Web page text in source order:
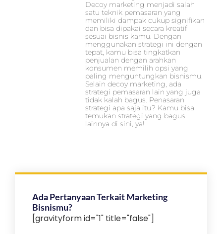
Decoy marketing menjadi salah
satu teknik pemasaran yang
memiliki dampak cukup signifikan
dan bisa dipakai secara kreatif
sesuai bisnis kamu. Dengan
menggunakan strategi ini dengan
tepat, kamu bisa tingkatkan
penjualan dengan arahkan
konsumen memilih opsi yang
paling menguntungkan bisnismu.
Selain decoy marketing, ada
strategi pemasaran lain yang juga
tidak kalah bagus. Penasaran
strategi apa saja itu? Kamu bisa
temukan strategi yang bagus
lainnya di sini, ya!
Ada Pertanyaan Terkait Marketing
Bisnismu?
[gravityform id="1" title="false"]